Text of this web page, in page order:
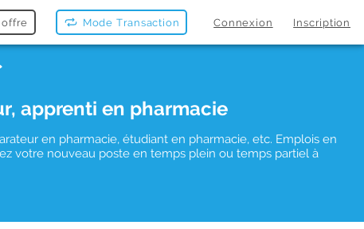
offre Mode Transaction Connexion Inscription
apprenti en pharmacie
en pharmacie, étudiant en pharmacie, etc. Emplois en
votre nouveau poste en temps plein ou temps partiel à